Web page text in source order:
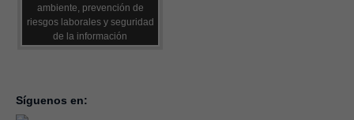
ambiente, prevención de
riesgos laborales y seguridad
de la información
Síguenos en: